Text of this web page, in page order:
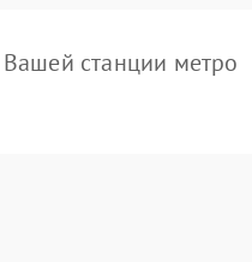
станции метро